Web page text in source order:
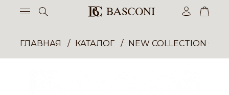
ГЛАВНАЯ КАТАЛОГ NEW COLLECTION